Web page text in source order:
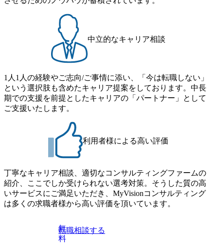
できる 2026年8月21日(金) 19:30〜21:30 (19:20開場) 2026年8
月12日(水) 16:00 ※参加状況によっては抽選とさせていただ
く可能性がございます。 このたび、ファーム経験者の方を
対象にした懇親会形式の採用イベント「サロンイベント」
を開催いたします。 カジュアルな場で現場社員と直接交流
できる機会ですので、ぜひご参加ください。 当日はXspear
Consulting代表取締役の早田とMDやその他現場社員が複数
名参加する予定です！ ●費用 : 無料 虎ノ門ヒルズ付近 ※詳
細な場所については参加者の方へ個別でご連絡いたしま
す。 コンサルファームにてマネージャー以上の職務を担当
ンスも大きい。 代表インタビュー https://note.com/dirbato/n/n0
a040c36b128 Forbes JAPAN BrandVoice Studio 「使命はテクノ
ロジーで企業の可能性を引き出すこと。日本に求められるI
Tコンサルタントという伴走者」 https://forbesjapan.com/article
s/detail/67452 Forbes JAPAN BrandVoice Studio 「コンサル業
界におけるIT人材価値再興。Dirbatoの最前線パートナーが
切り開くテクノロジーの変革」 https://forbesjapan.com/articles/
preview/68657?preview=TAI1oir8Coe5Df3zuZhtd24YfH72/Zzdm
BTIEMOnWUWREjOFLO1IL1KPEi4dgCbb Forbes JAPAN Bra
ndVoice Studio 「求めるのは、競争と連帯 。IT特化の急成長
ファーム・Dirbatoの社員支援」 https://forbesjapan.com/articles/
detail/69848 MyViision企業インタビュー① https://my-vision.co.
jp/consulting-firm/dirbato/interview01 MyViision企業インタビュ
ー② https://my-vision.co.jp/consulting-firm/dirbato/interview02 20
26年8月18日(火) 19:00開始～最長20:00終了 2026年8月13日
(木) 16:00 当日はDirbatoの現役トップコンサルタントが業界
動向を踏まえ、コンサルティング市場の最新トレンドをお
伝えいたします。コンサルティング業界への転職を迷われ
ている方や情報収集を行いたい方のご参加も歓迎です。更
ンサルタントも登壇しますので、当社へ気になることや転
職後のご不安な事はその場でご質問いただけますので、ぜ
中立的なキャリア相談
1人1人の経験やご志向/ご事情に添い、「今は転職しない」
という選択肢も含めたキャリア提案をしております。中長
期での支援を前提としたキャリアの「パートナー」として
ご支援いたします。
利用者様による高い評価
丁寧なキャリア相談、適切なコンサルティングファームの
紹介、ここでしか受けられない選考対策。そうした質の高
いサービスにご満足いただき、MyVisionコンサルティング
は多くの求職者様から高い評価を頂いています。
無
料
転職相談する